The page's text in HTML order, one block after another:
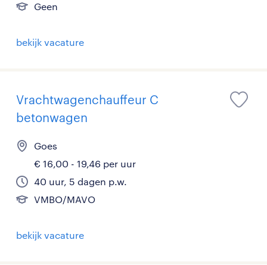
Geen
bekijk vacature
Vrachtwagenchauffeur C
betonwagen
Goes
€ 16,00 - 19,46 per uur
40 uur, 5 dagen p.w.
VMBO/MAVO
bekijk vacature